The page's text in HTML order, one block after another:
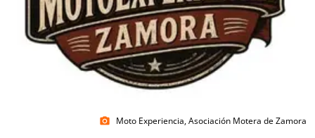
photo_camera Moto Experiencia, Asociación Motera de Zamora